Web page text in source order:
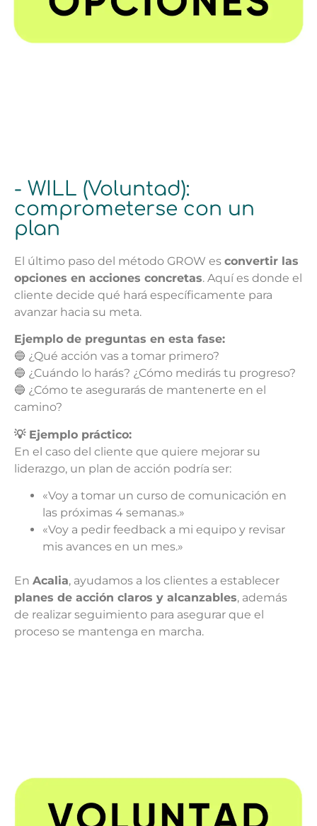
- WILL (Voluntad):
comprometerse con un
plan
El último paso del método GROW es convertir las
opciones en acciones concretas. Aquí es donde el
cliente decide qué hará específicamente para
avanzar hacia su meta.
Ejemplo de preguntas en esta fase:
🔵 ¿Qué acción vas a tomar primero?
🔵 ¿Cuándo lo harás? ¿Cómo medirás tu progreso?
🔵 ¿Cómo te asegurarás de mantenerte en el
camino?
💡 Ejemplo práctico:
En el caso del cliente que quiere mejorar su
liderazgo, un plan de acción podría ser:
«Voy a tomar un curso de comunicación en
las próximas 4 semanas.»
«Voy a pedir feedback a mi equipo y revisar
mis avances en un mes.»
En Acalia, ayudamos a los clientes a establecer
planes de acción claros y alcanzables, además
de realizar seguimiento para asegurar que el
proceso se mantenga en marcha.